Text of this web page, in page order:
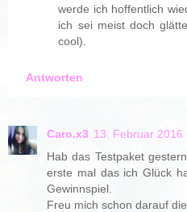
werde ich hoffentlich
ich sei meist doch
cool).
Antworten
Caro.x3 13. Februar 2016
Hab das Testpaket
erste mal das ich Glück
Gewinnspiel.
Freu mich schon darauf